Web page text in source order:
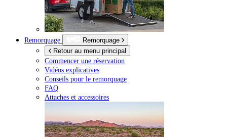
Remorquage
Remorquage
Retour au menu principal
Commencer une réservation
Vidéos explicatives
Conseils pour le remorquage
FAQ
Attaches et accessoires